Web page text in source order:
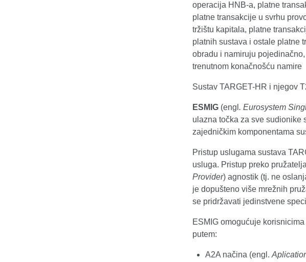
operacija HNB-a, platne
platne transakcije u svrhu
tržištu kapitala, platne
platnih sustava i ostale platne
obradu i namiruju
trenutnom konačnošću namire
Sustav TARGET-HR i njegov
ESMIG (engl . Eurosystem
ulazna točka za sve sudionike
zajedničkim komponentama
Pristup uslugama sustava
usluga. Pristup preko
Provider) agnostik (tj. ne
je dopušteno više mrežnih
se pridržavati jedinstvene
ESMIG omogućuje
putem:
A2A načina (engl.